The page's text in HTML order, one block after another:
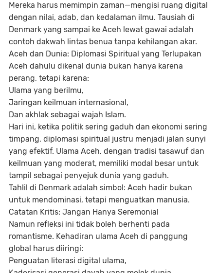
Mereka harus memimpin zaman—mengisi ruang digital
dengan nilai, adab, dan kedalaman ilmu. Tausiah di
Denmark yang sampai ke Aceh lewat gawai adalah
contoh dakwah lintas benua tanpa kehilangan akar.
Aceh dan Dunia: Diplomasi Spiritual yang Terlupakan
Aceh dahulu dikenal dunia bukan hanya karena
perang, tetapi karena:
Ulama yang berilmu,
Jaringan keilmuan internasional,
Dan akhlak sebagai wajah Islam.
Hari ini, ketika politik sering gaduh dan ekonomi sering
timpang, diplomasi spiritual justru menjadi jalan sunyi
yang efektif. Ulama Aceh, dengan tradisi tasawuf dan
keilmuan yang moderat, memiliki modal besar untuk
tampil sebagai penyejuk dunia yang gaduh.
Tahlil di Denmark adalah simbol: Aceh hadir bukan
untuk mendominasi, tetapi menguatkan manusia.
Catatan Kritis: Jangan Hanya Seremonial
Namun refleksi ini tidak boleh berhenti pada
romantisme. Kehadiran ulama Aceh di panggung
global harus diiringi:
Penguatan literasi digital ulama,